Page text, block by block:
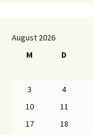
August 2026
M
D
3
4
10
11
17
18